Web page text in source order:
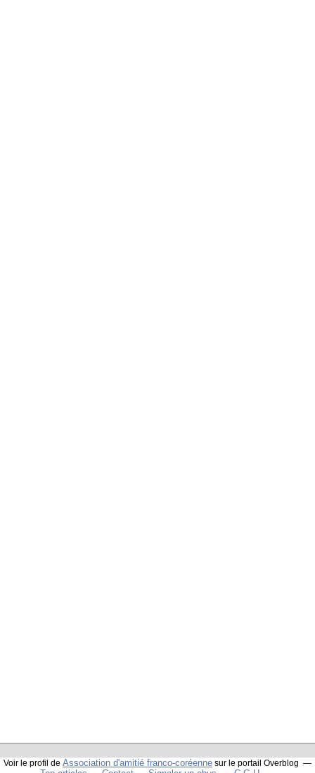
Voir le profil de Association d'amitié franco-coréenne sur le portail Overblog